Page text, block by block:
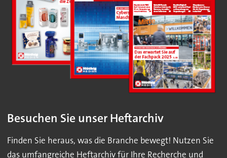
Besuchen Sie unser Heftarchiv
Finden Sie heraus, was die Branche bewegt! Nutzen Sie
das umfangreiche Heftarchiv für Ihre Recherche und